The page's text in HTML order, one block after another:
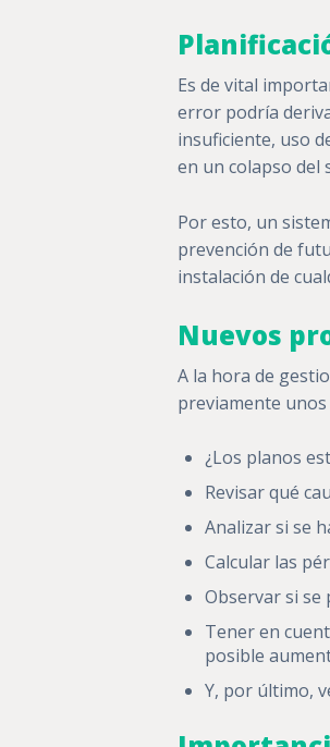
Es de vital
error podría
insuficiente, uso
en un colapso del
Por esto, un
prevención de
instalación de
Nuevos
A la hora de
previamente unos
¿Los planos
Revisar qué
Analizar si se
Calcular las
Observar si se
Tener en
posible
Y, por último,